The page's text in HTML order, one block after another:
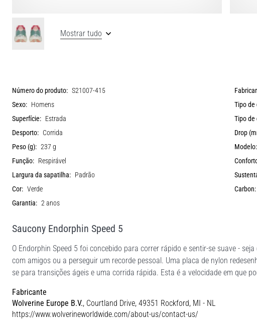
Mostrar tudo
Número do produto: S21007-415
Sexo: Homens Tipo de
Superfície: Estrada Tipo de
Desporto: Corrida Drop
Peso (g): 237 g Modelo:
Função: Respirável
Largura da sapatilha: Padrão
Cor: Verde Carbon:
Garantia: 2 anos
Saucony Endorphin Speed 5
O Endorphin Speed 5 foi concebido para correr rápido e sentir-se suave -
com amigos ou a perseguir um recorde pessoal. Uma placa de nylon
se para transições ágeis e uma corrida rápida. Esta é a velocidade em que
Fabricante
Wolverine Europe B.V., Courtland Drive, 49351 Rockford, MI - NL
https://www.wolverineworldwide.com/about-us/contact-us/